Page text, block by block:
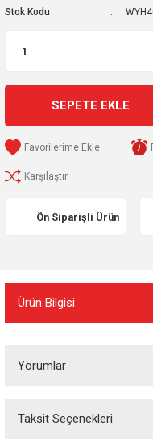
Stok Kodu
SEPETE EKLE
Karşılaştır
Ön Siparişli Ürün
Ürün Bilgisi
Yorumlar
Taksit Seçenekleri